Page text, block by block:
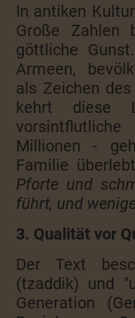
In antiken
Große Zahlen
göttliche
Armeen,
als Zeichen des
kehrt diese
Millionen -
Familie
Pforte und
führt, und
3. Qualität vor
Der Text
(tzaddik) und
Generation